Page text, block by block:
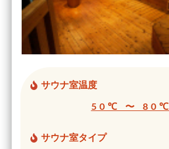
サウナ室温度
50℃ 〜 80℃
サウナ室タイプ